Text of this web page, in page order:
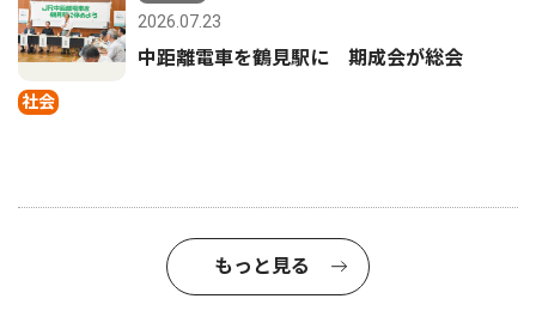
社会
2026.07.23
中距離電車を鶴見駅に 期成会が総会
もっと見る